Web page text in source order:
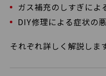
ガス補充のしすぎによ
DIY修理による症状の
それぞれ詳しく解説します